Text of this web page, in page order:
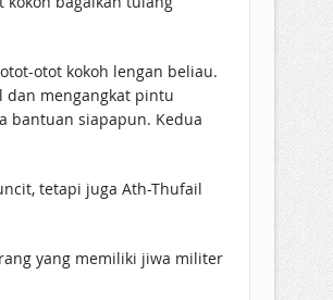
otot kokoh lengan beliau.
dan mengangkat pintu
tetapi juga Ath-Thufail
yang memiliki jiwa militer